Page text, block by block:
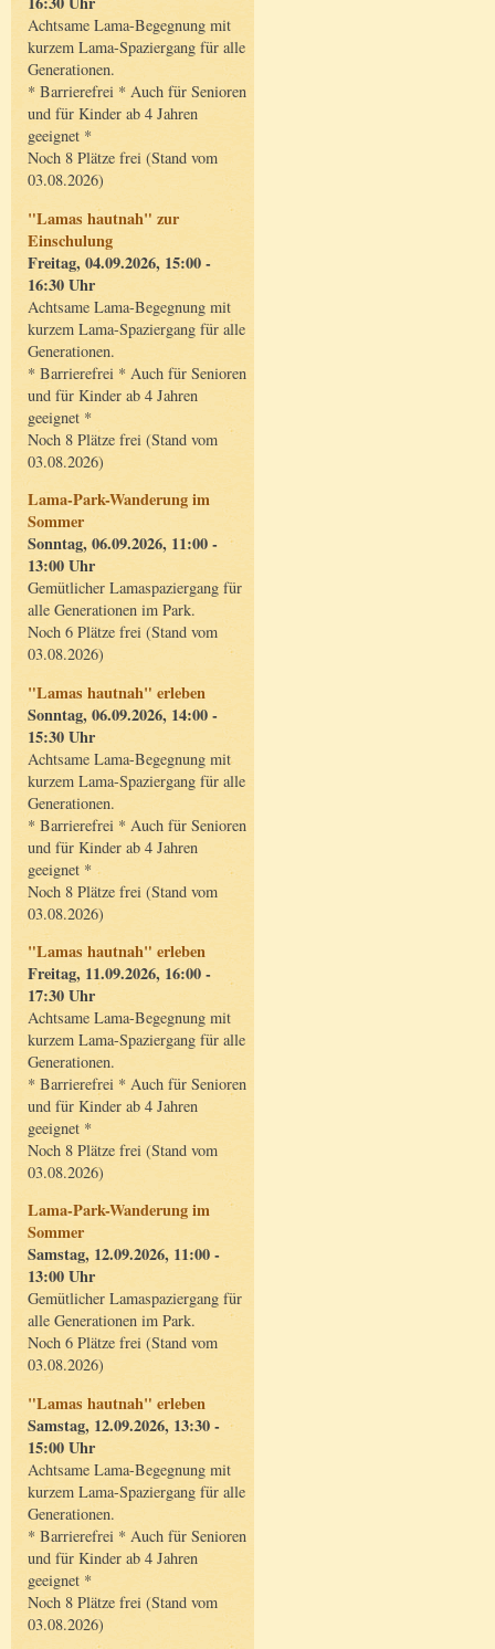
Achtsame Lama-Begegnung mit
kurzem Lama-Spaziergang für alle
Generationen.
* Barrierefrei * Auch für Senioren
und für Kinder ab 4 Jahren
geeignet *
Noch 8 Plätze frei (Stand vom
03.08.2026)
"Lamas hautnah" zur
Einschulung
Freitag, 04.09.2026, 15:00 -
16:30 Uhr
Achtsame Lama-Begegnung mit
kurzem Lama-Spaziergang für alle
Generationen.
* Barrierefrei * Auch für Senioren
und für Kinder ab 4 Jahren
geeignet *
Noch 8 Plätze frei (Stand vom
03.08.2026)
Lama-Park-Wanderung im
Sommer
Sonntag, 06.09.2026, 11:00 -
13:00 Uhr
Gemütlicher Lamaspaziergang für
alle Generationen im Park.
Noch 6 Plätze frei (Stand vom
03.08.2026)
"Lamas hautnah" erleben
Sonntag, 06.09.2026, 14:00 -
15:30 Uhr
Achtsame Lama-Begegnung mit
kurzem Lama-Spaziergang für alle
Generationen.
* Barrierefrei * Auch für Senioren
und für Kinder ab 4 Jahren
geeignet *
Noch 8 Plätze frei (Stand vom
03.08.2026)
"Lamas hautnah" erleben
Freitag, 11.09.2026, 16:00 -
17:30 Uhr
Achtsame Lama-Begegnung mit
kurzem Lama-Spaziergang für alle
Generationen.
* Barrierefrei * Auch für Senioren
und für Kinder ab 4 Jahren
geeignet *
Noch 8 Plätze frei (Stand vom
03.08.2026)
Lama-Park-Wanderung im
Sommer
Samstag, 12.09.2026, 11:00 -
13:00 Uhr
Gemütlicher Lamaspaziergang für
alle Generationen im Park.
Noch 6 Plätze frei (Stand vom
03.08.2026)
"Lamas hautnah" erleben
Samstag, 12.09.2026, 13:30 -
15:00 Uhr
Achtsame Lama-Begegnung mit
kurzem Lama-Spaziergang für alle
Generationen.
* Barrierefrei * Auch für Senioren
und für Kinder ab 4 Jahren
geeignet *
Noch 8 Plätze frei (Stand vom
03.08.2026)